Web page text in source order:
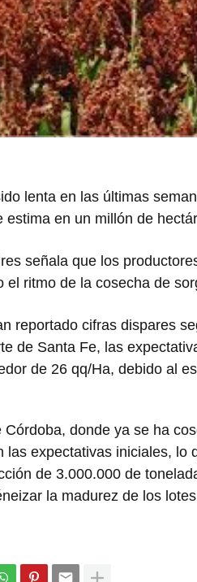
lenta en las últimas
en un millón de
señala que los
el ritmo de la cosecha de
reportado cifras dispares
de Santa Fe, las
de 26 qq/Ha, debido al
donde ya se ha
expectativas iniciales, lo
de 3.000.000 de
la madurez de los